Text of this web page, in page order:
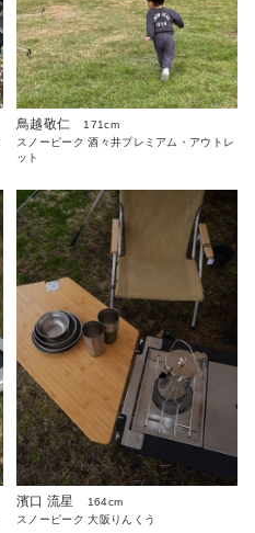
鳥越敬仁
171cm
スノーピーク 酒々井プレミアム・アウトレ
ット
濱口 流星
164cm
スノーピーク 大阪りんくう